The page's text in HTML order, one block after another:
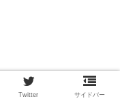
Twitter サイドバー